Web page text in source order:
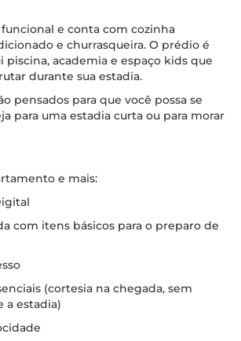
e conta com cozinha
e churrasqueira. O prédio é
piscina, academia e espaço kids que
durante sua estadia.
pensados para que você possa se
para uma estadia curta ou para morar
e mais:
com itens básicos para o preparo de
(cortesia na chegada, sem
a estadia)